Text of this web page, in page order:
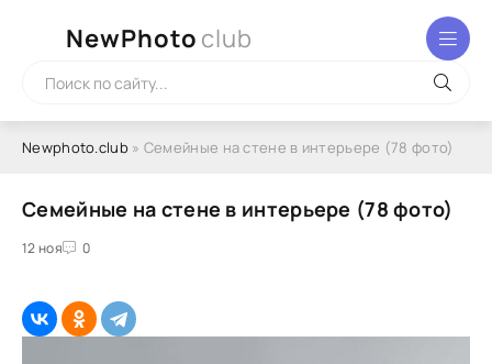
NewPhoto club
Newphoto.club» Семейные на стене в интерьере (78 фото)
Семейные на стене в интерьере (78 фото)
12 ноя 0